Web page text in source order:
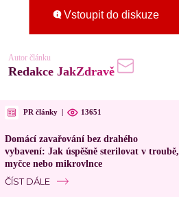
Vstoupit do diskuze
Autor článku
Redakce JakZdravě
PR články | 13651
Domácí zavařování bez drahého
vybavení: Jak úspěšně sterilovat v troubě,
myčce nebo mikrovlnce
ČÍST DÁLE